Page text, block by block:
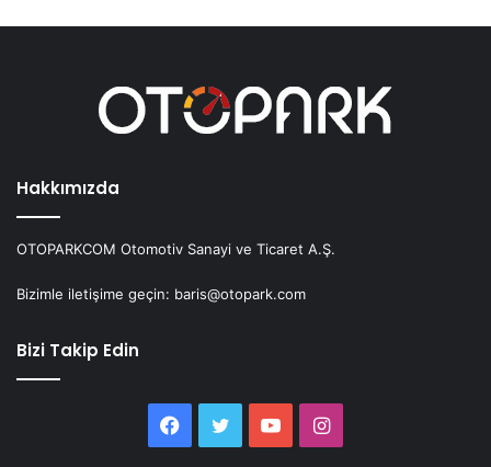
Hakkımızda
OTOPARKCOM Otomotiv Sanayi ve Ticaret A.Ş.
Bizimle iletişime geçin: baris@otopark.com
Bizi Takip Edin
Facebook
Twitter YouTubeInstagram